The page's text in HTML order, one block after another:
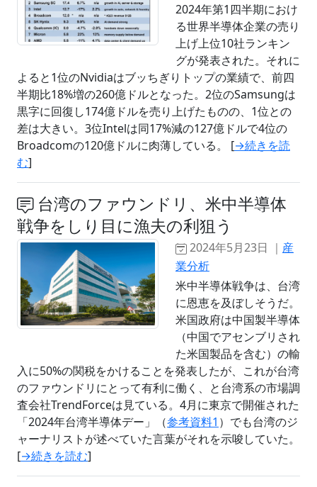
2024年第1四半期におけ
る世界半導体企業の売り
上げ上位10社ランキン
グが発表された。それに
よると1位のNvidiaはブッちぎりトップの業績で、前四
半期比18%増の260億ドルとなった。2位のSamsungは
黒字に回復し174億ドルを売り上げたものの、1位との
差は大きい。3位Intelは同17%減の127億ドルで4位の
Broadcomの120億ドルに肉薄している。 [→続きを読
む]
台湾のファウンドリ、米中半導体
戦争をしり目に漁夫の利狙う
2024年5月23日 ｜ 産
業分析
米中半導体戦争は、台湾
に恩恵を及ぼしそうだ。
米国政府は中国製半導体
（中国でアセンブリされ
た米国製品を含む）の輸
入に50%の関税をかけることを発表したが、これが台湾
のファウンドリにとって有利に働く、と台湾系の市場調
査会社TrendForceは見ている。4月に東京で開催された
「2024年台湾半導体デー」（参考資料1 ）でも台湾のジ
ャーナリストが述べていた言葉がそれを示唆していた。
[→続きを読む]